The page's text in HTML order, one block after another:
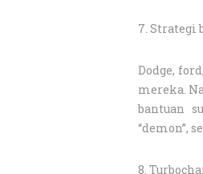
7. Strategi
Dodge,
mereka.
bantuan
“demon”,
8.